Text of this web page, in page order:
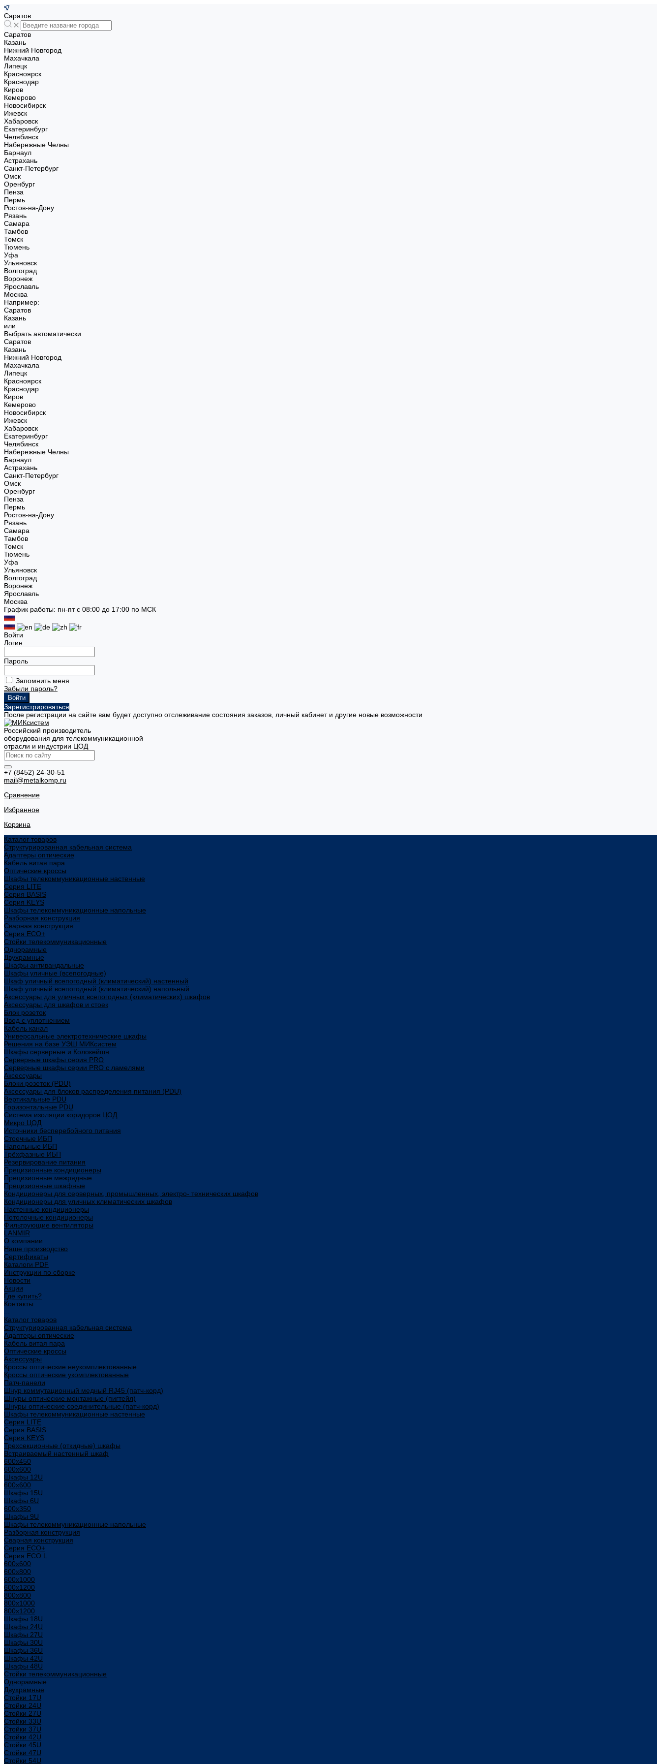
Саратов
Саратов
Казань
Нижний Новгород
Махачкала
Липецк
Красноярск
Краснодар
Киров
Кемерово
Новосибирск
Ижевск
Хабаровск
Екатеринбург
Челябинск
Набережные Челны
Барнаул
Астрахань
Санкт-Петербург
Омск
Оренбург
Пенза
Пермь
Ростов-на-Дону
Рязань
Самара
Тамбов
Томск
Тюмень
Уфа
Ульяновск
Волгоград
Воронеж
Ярославль
Москва
Например:
Саратов
Казань
или
Выбрать автоматически
Саратов
Казань
Нижний Новгород
Махачкала
Липецк
Красноярск
Краснодар
Киров
Кемерово
Новосибирск
Ижевск
Хабаровск
Екатеринбург
Челябинск
Набережные Челны
Барнаул
Астрахань
Санкт-Петербург
Омск
Оренбург
Пенза
Пермь
Ростов-на-Дону
Рязань
Самара
Тамбов
Томск
Тюмень
Уфа
Ульяновск
Волгоград
Воронеж
Ярославль
Москва
График работы: пн-пт с 08:00 до 17:00 по МСК
Войти
Логин
Пароль
Запомнить меня
Забыли пароль?
Зарегистрироваться
После регистрации на сайте вам будет доступно отслеживание состояния заказов, личный кабинет и другие новые возможности
Российский производитель
оборудования для телекоммуникационной
отрасли и индустрии ЦОД
+7 (8452) 24-30-51
mail@metalkomp.ru
Сравнение
Избранное
Корзина
Каталог товаров
Структурированная кабельная система
Адаптеры оптические
Кабель витая пара
Оптические кроссы
Шкафы телекоммуникационные настенные
Cерия LITE
Cерия BASIS
Cерия KEYS
Шкафы телекоммуникационные напольные
Разборная конструкция
Сварная конструкция
Серия ECO+
Стойки телекоммуникационные
Однорамные
Двухрамные
Шкафы антивандальные
Шкафы уличные (всепогодные)
Шкаф уличный всепогодный (климатический) настенный
Шкаф уличный всепогодный (климатический) напольный
Аксессуары для уличных всепогодных (климатических) шкафов
Аксессуары для шкафов и стоек
Блок розеток
Ввод с уплотнением
Кабель канал
Универсальные электротехнические шкафы
Решения на базе УЭШ МИКсистем
Шкафы серверные и Колокейшн
Серверные шкафы серия PRO
Серверные шкафы серии PRO с ламелями
Аксессуары
Блоки розеток (PDU)
Аксессуары для блоков распределения питания (PDU)
Вертикальные PDU
Горизонтальные PDU
Система изоляции коридоров ЦОД
Микро ЦОД
Источники бесперебойного питания
Стоечные ИБП
Напольные ИБП
Трёхфазные ИБП
Резервирование питания
Прецизионные кондиционеры
Прецизионные межрядные
Прецизионные шкафные
Кондиционеры для серверных, промышленных, электро- технических шкафов
Кондиционеры для уличных климатических шкафов
Настенные кондиционеры
Потолочные кондиционеры
Фильтрующие вентиляторы
LANMIR
О компании
Наше производство
Сертификаты
Каталоги PDF
Инструкции по сборке
Новости
Акции
Где купить?
Контакты
Каталог товаров
Структурированная кабельная система
Адаптеры оптические
Кабель витая пара
Оптические кроссы
Аксессуары
Кроссы оптические неукомплектованные
Кроссы оптические укомплектованные
Патч-панели
Шнур коммутационный медный RJ45 (патч-корд)
Шнуры оптические монтажные (пигтейл)
Шнуры оптические соединительные (патч-корд)
Шкафы телекоммуникационные настенные
Cерия LITE
Cерия BASIS
Cерия KEYS
Трехсекционные (откидные) шкафы
Встраиваемый настенный шкаф
600x450
600x600
Шкафы 12U
600x600
Шкафы 15U
Шкафы 6U
600x350
Шкафы 9U
Шкафы телекоммуникационные напольные
Разборная конструкция
Сварная конструкция
Серия ECO+
Серия ECO L
600x600
600x800
600х1000
600х1200
800x800
800х1000
800х1200
Шкафы 18U
Шкафы 24U
Шкафы 27U
Шкафы 30U
Шкафы 36U
Шкафы 42U
Шкафы 48U
Стойки телекоммуникационные
Однорамные
Двухрамные
Стойки 17U
Стойки 24U
Стойки 27U
Стойки 33U
Стойки 37U
Стойки 42U
Стойки 45U
Стойки 47U
Стойки 54U